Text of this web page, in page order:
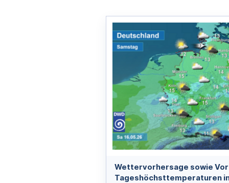
Wettervorhersage sowie
Tageshöchsttemperaturen